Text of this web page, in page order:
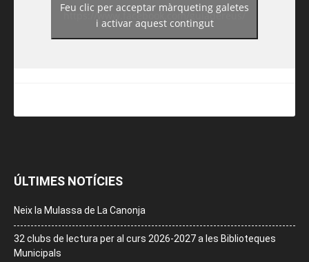
https://www.facebook.com/guiadereus/
Feu clic per acceptar màrqueting galetes
i activar aquest contingut
ÚLTIMES NOTÍCIES
Neix la Mulassa de La Canonja
32 clubs de lectura per al curs 2026-2027 a les Biblioteques
Municipals